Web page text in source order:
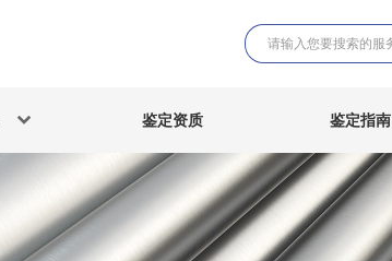
鉴定资质 鉴定指南